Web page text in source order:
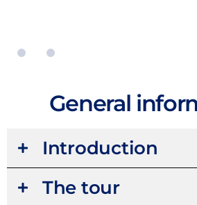
General
Introduction
The tour